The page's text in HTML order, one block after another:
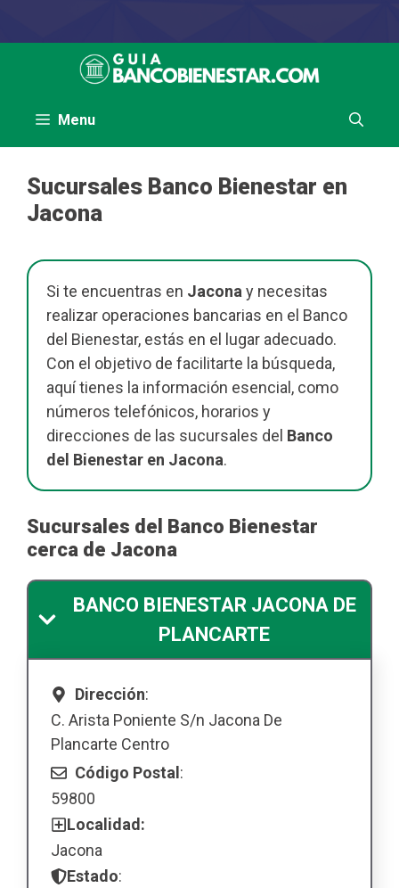
Menu
Sucursales Banco Bienestar en
Jacona
Si te encuentras en Jaconay necesitas
realizar operaciones bancarias en el Banco
del Bienestar, estás en el lugar adecuado.
Con el objetivo de facilitarte la búsqueda,
aquí tienes la información esencial, como
números telefónicos, horarios y
direcciones de las sucursales del Banco
del Bienestar en Jacona.
Sucursales del Banco Bienestar
cerca de Jacona
BANCO BIENESTAR JACONA DE
PLANCARTE
Dirección:
C. Arista Poniente S/n Jacona De
Plancarte Centro
Código Postal :
59800
Localidad:
Jacona
Estado: